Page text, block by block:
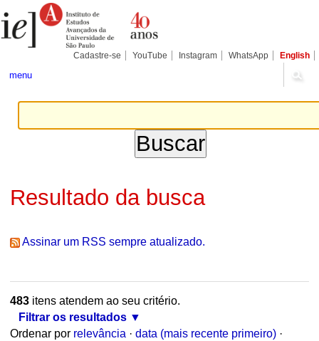
para
conteúdo.
Pessoais
Cadastre-se YouTube Instagram WhatsApp English
menu
Resultado da busca
Assinar um RSS sempre atualizado.
483itens atendem ao seu critério.
Filtrar os resultados
Ordenar por relevância · data (mais recente primeiro) ·